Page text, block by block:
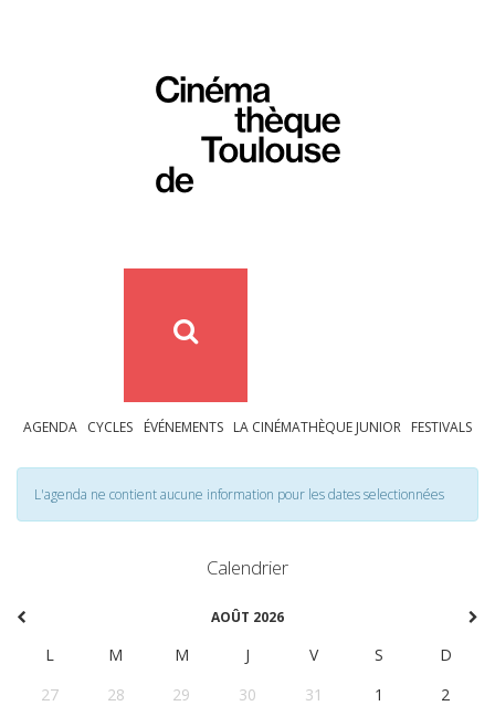
AGENDA CYCLES ÉVÉNEMENTS LA CINÉMATHÈQUE JUNIOR FESTIVALS
L'agenda ne contient aucune information pour les dates selectionnées
Calendrier
AOÛT 2026
L M M J V S
D
27
28 29 30 31 1
2